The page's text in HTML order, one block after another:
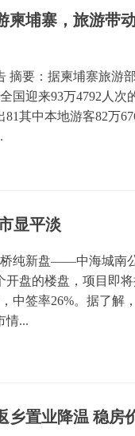
柬埔寨，旅游带
摘要：据柬埔寨旅游
国迎来93万4792人次
其中本地游客82万
显平淡
桥纯新盘——中海城南
盘的楼盘，项目即将
中签率26%。据了解
情...
乡置业降温 稳房